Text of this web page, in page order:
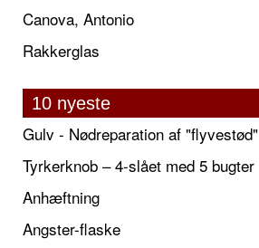
Canova, Antonio
Rakkerglas
10 nyeste
Gulv - Nødreparation af "flyvestød"
Tyrkerknob – 4-slået med 5 bugter
Anhæftning
Angster-flaske